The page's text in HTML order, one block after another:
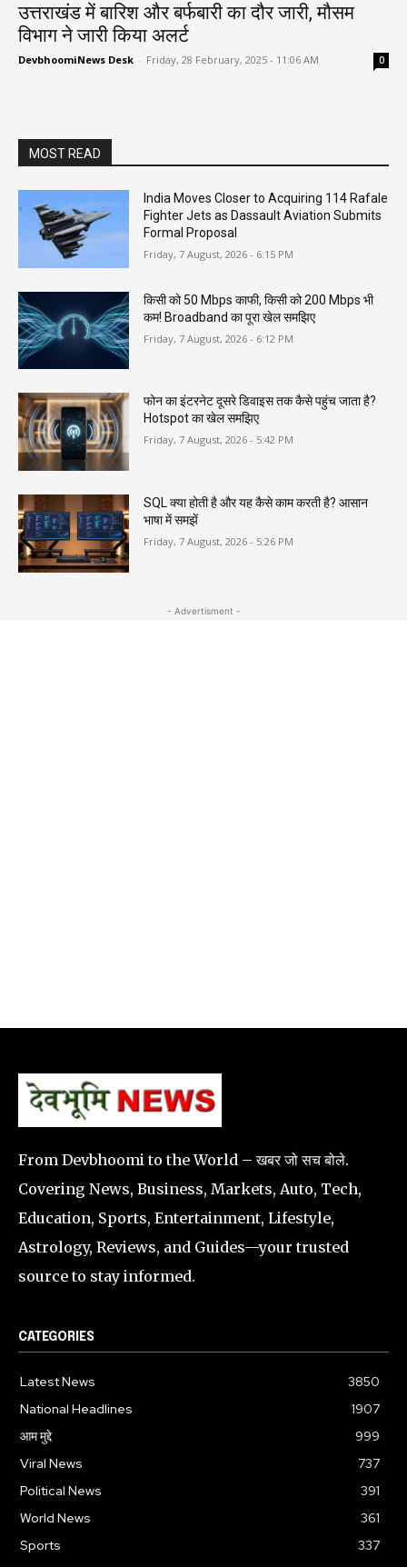
उत्तराखंड में बारिश और बर्फबारी का दौर जारी, मौसम
विभाग ने जारी किया अलर्ट
DevbhoomiNews Desk - Friday, 28 February, 2025 - 11:06 AM 0
MOST READ
India Moves Closer to Acquiring 114 Rafale
Fighter Jets as Dassault Aviation Submits
Formal Proposal
Friday, 7 August, 2026 - 6:15 PM
किसी को 50 Mbps काफी, किसी को 200 Mbps भी
कम! Broadband का पूरा खेल समझिए
Friday, 7 August, 2026 - 6:12 PM
फोन का इंटरनेट दूसरे डिवाइस तक कैसे पहुंच जाता है?
Hotspot का खेल समझिए
Friday, 7 August, 2026 - 5:42 PM
SQL क्या होती है और यह कैसे काम करती है? आसान
भाषा में समझें
Friday, 7 August, 2026 - 5:26 PM
- Advertisment -
From Devbhoomi to the World – खबर जो सच बोले.
Covering News, Business, Markets, Auto, Tech,
Education, Sports, Entertainment, Lifestyle,
Astrology, Reviews, and Guides—your trusted
source to stay informed.
CATEGORIES
Latest News
3850
National Headlines
1907
आम मुद्दे
999
Viral News
737
Political News
391
World News
361
Sports
337